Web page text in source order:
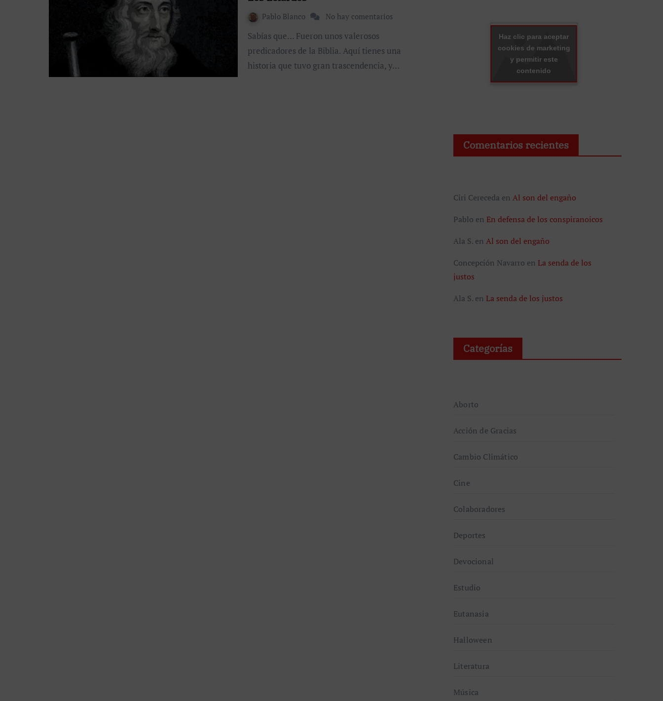
Pablo Blanco No hay comentarios
Sabías que… Fueron unos valerosos
predicadores de la Biblia. Aquí tienes una
historia que tuvo gran trascendencia, y…
Haz clic para aceptar
cookies de marketing
y permitir este
contenido
Comentarios recientes
Ciri Cereceda en Al son del engaño
Pablo en En defensa de los conspiranoicos
Ala S. en Al son del engaño
Concepción Navarro en La senda de los
justos
Ala S. en La senda de los justos
Categorías
Aborto
Acción de Gracias
Cambio Climático
Cine
Colaboradores
Deportes
Devocional
Estudio
Eutanasia
Halloween
Literatura
Música